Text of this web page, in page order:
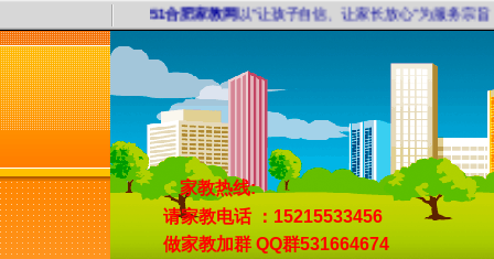
51合肥家教网以“让孩子自信、让家长放心”为服务宗旨
家教热线:
请家教电话 ：15215533456
做家教加群 QQ群531664674